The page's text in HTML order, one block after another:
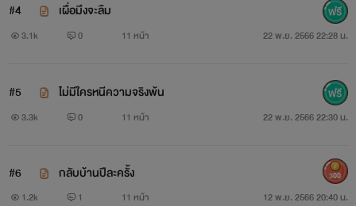
#4 เผื่อมึงจะลืม
3.1k 0 11 หน้า 22 พ.ย. 2566 22:28 น.
#5 ไม่มีใครหนีความจริงพ้น
3.3k 0 11 หน้า 22 พ.ย. 2566 22:30 น.
#6 กลับบ้านปีละครั้ง
1.2k 1 11 หน้า 12 พ.ย. 2566 20:40 น.
300